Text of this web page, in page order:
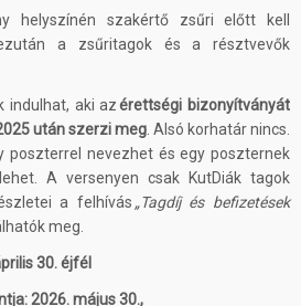
helyszínén szakértő zsűri előtt kell
a zsűritagok és a résztvevők
indulhat, aki azérettségi bizonyítványát
után szerzi meg . Alsó korhatár nincs.
poszterrel nevezhet és egy poszternek
A versenyen csak KutDiák tagok
a felhívás „Tagdíj és befizetések
meg.
30. éjfél
2026. május 30.,